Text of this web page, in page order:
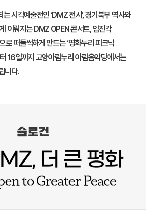
시각예술전인 ‘DMZ 전시’, 경기북부 역사와
이뤄지는 DMZ OPEN 콘서트, 임진각
로 떠들썩하게 만드는 ‘평화누리 피크닉
16일까지 고양아람누리 아람음악당에서는
니다.
슬로건